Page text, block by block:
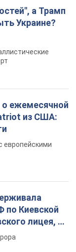
а Трамп
Украине?
о ежемесячной
из США:
европейскими
по Киевской
лицея, её